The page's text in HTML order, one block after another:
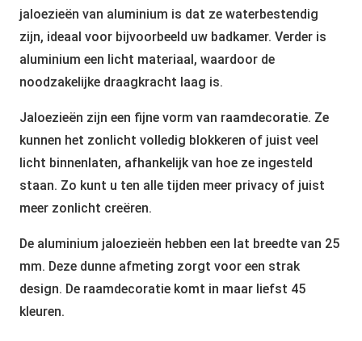
jaloezieën van aluminium is dat ze waterbestendig
zijn, ideaal voor bijvoorbeeld uw badkamer. Verder is
aluminium een licht materiaal, waardoor de
noodzakelijke draagkracht laag is.
Jaloezieën zijn een fijne vorm van raamdecoratie. Ze
kunnen het zonlicht volledig blokkeren of juist veel
licht binnenlaten, afhankelijk van hoe ze ingesteld
staan. Zo kunt u ten alle tijden meer privacy of juist
meer zonlicht creëren.
De aluminium jaloezieën hebben een lat breedte van 25
mm. Deze dunne afmeting zorgt voor een strak
design. De raamdecoratie komt in maar liefst 45
kleuren.